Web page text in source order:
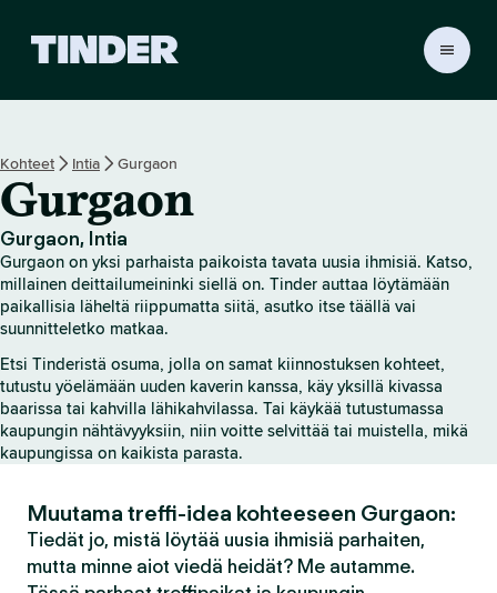
i
n
l
o
i
s
s
i
v
u
Kohteet Intia Gurgaon
Gurgaon
Gurgaon, Intia
Gurgaon on yksi parhaista paikoista tavata uusia ihmisiä. Katso,
millainen deittailumeininki siellä on. Tinder auttaa löytämään
paikallisia läheltä riippumatta siitä, asutko itse täällä vai
suunnitteletko matkaa.
Etsi Tinderistä osuma, jolla on samat kiinnostuksen kohteet,
tutustu yöelämään uuden kaverin kanssa, käy yksillä kivassa
baarissa tai kahvilla lähikahvilassa. Tai käykää tutustumassa
kaupungin nähtävyyksiin, niin voitte selvittää tai muistella, mikä
kaupungissa on kaikista parasta.
Muutama treffi-idea kohteeseen Gurgaon:
Tiedät jo, mistä löytää uusia ihmisiä parhaiten,
mutta minne aiot viedä heidät? Me autamme.